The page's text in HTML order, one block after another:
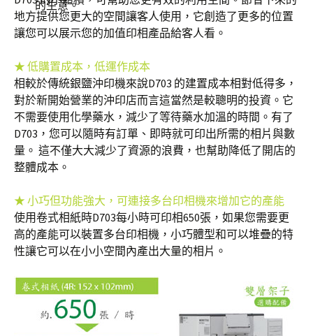
的生意。
地方提供您更大的空間讓客人使用，它創造了更多的位置
讓您可以展示您的加值印相產品給客人看。
★ 低購置成本，低運作成本
相較於傳統銀鹽沖印機來說D703 的建置成本相對低得多，
對於新開始營業的沖印店而言這當然是較聰明的投資。它
不需要使用化學藥水，減少了等待藥水加溫的時間。有了
D703，您可以隨時有訂單、即時就可印出所需的相片與數
量。 這不僅大大減少了資源的浪費，也幫助降低了開店的
整體成本。
★ 小巧但功能強大，可連接多台印相機來增加它的產能
使用卷式相紙時D703每小時可印相650張，如果您需要更
高的產能可以裝置多台印相機，小巧體型和可以堆疊的特
性讓它可以在小小空間內產出大量的相片。